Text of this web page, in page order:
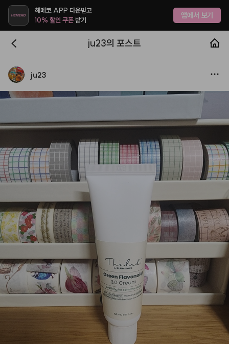
헤메코 APP 다운받고
10% 할인 쿠폰받기 앱에서 보기
ju23의 포스트
ju23